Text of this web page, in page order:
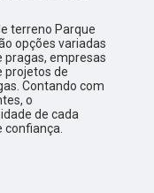
terreno Parque
opções variadas
pragas, empresas
projetos de
Contando com
o
de cada